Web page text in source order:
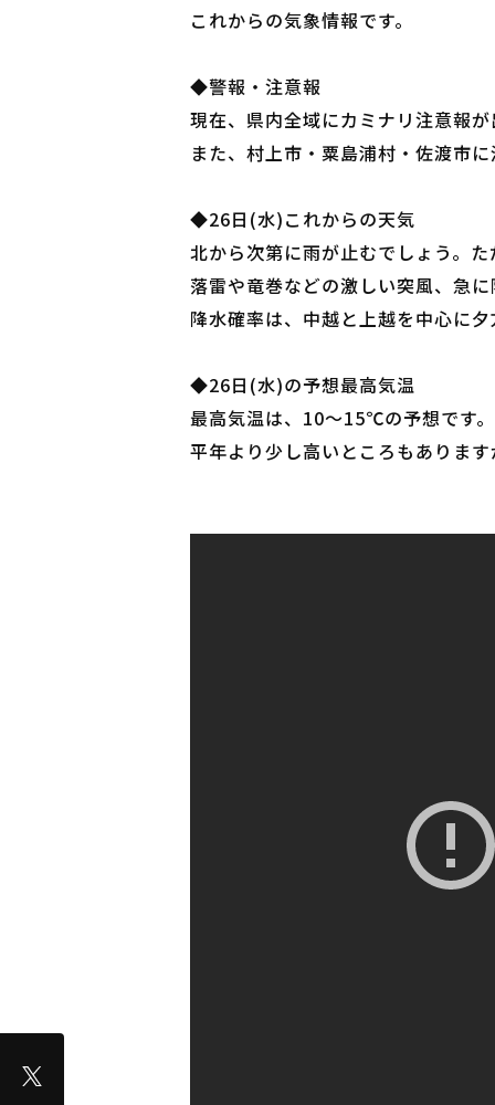
これからの気象情報です。
◆警報・注意報
現在、県内全域にカミナリ注意報
また、村上市・粟島浦村・佐渡市
◆26日(水)これからの天気
北から次第に雨が止むでしょう。
落雷や竜巻などの激しい突風、急
降水確率は、中越と上越を中心に
◆26日(水)の予想最高気温
最高気温は、10～15℃の予想です。
平年より少し高いところもありま